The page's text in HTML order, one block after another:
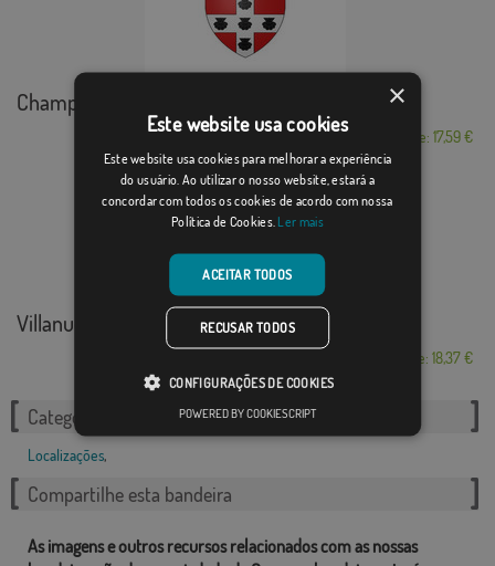
Champlan
Desde: 17,59 €
Villanueva de Cameros
Desde: 18,37 €
Categorias relacionadas:
Localizações,
Compartilhe esta bandeira
As imagens e outros recursos relacionados com as nossas
×
Este website usa cookies
Este website usa cookies para melhorar a experiência
do usuário. Ao utilizar o nosso website, estará a
concordar com todos os cookies de acordo com nossa
Política de Cookies. Ler mais
ACEITAR TODOS
RECUSAR TODOS
CONFIGURAÇÕES DE COOKIES
POWERED BY COOKIESCRIPT